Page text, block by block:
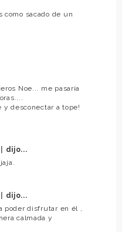
como sacado de un
Noe... me pasaría
desconectar a tope!
dijo...
dijo...
poder disfrutar en él ,
calmada y